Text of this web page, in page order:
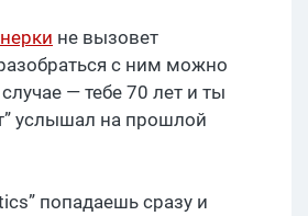
не вызовет
с ним можно
— тебе 70 лет и ты
услышал на прошлой
попадаешь сразу и